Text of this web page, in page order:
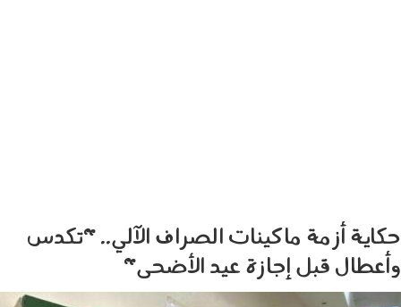
حكاية أزمة ماكينات الصراف الآلي.. "تكدس
وأعطال قبل إجازة عيد الأضحى"